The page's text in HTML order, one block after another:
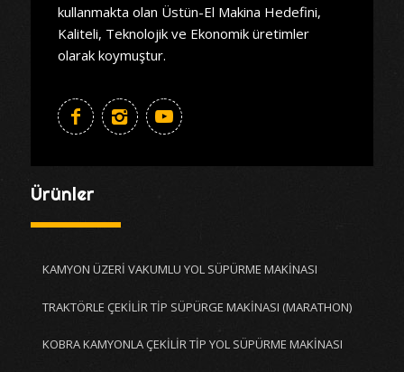
kullanmakta olan Üstün-El Makina Hedefini,
Kaliteli, Teknolojik ve Ekonomik üretimler
olarak koymuştur.
Ürünler
KAMYON ÜZERİ VAKUMLU YOL SÜPÜRME MAKİNASI
TRAKTÖRLE ÇEKİLİR TİP SÜPÜRGE MAKİNASI (MARATHON)
KOBRA KAMYONLA ÇEKİLİR TİP YOL SÜPÜRME MAKİNASI